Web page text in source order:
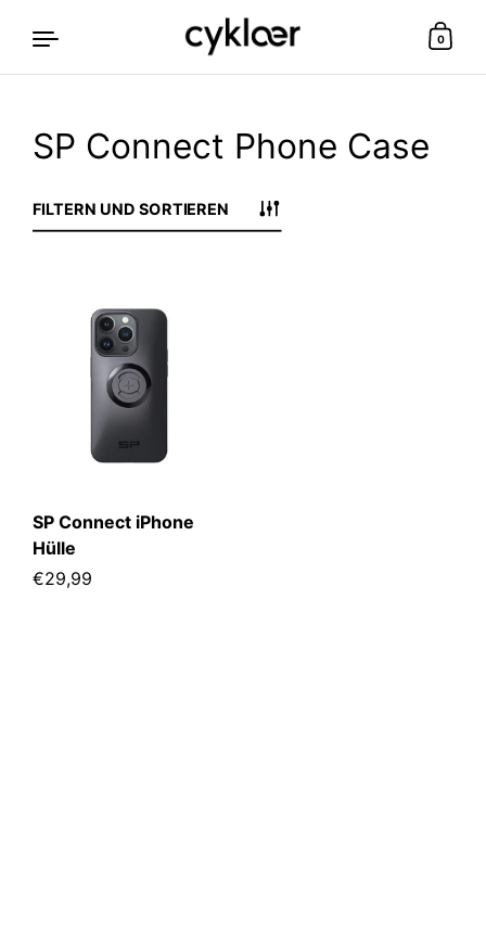
Zum Inhalt springen
0
SP Connect Phone Case
FILTERN UND SORTIEREN
SP Connect iPhone
Hülle
Regulärer Preis
€29,99